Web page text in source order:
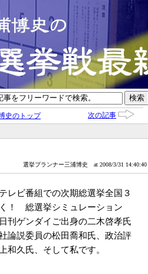
史のトップ 次の記事
選挙プランナー三浦博史 at 2008/3/31 14:40:40
レビ番組での次期総選挙全国３
！ 総選挙シミュレーション
刊ゲンダイご出身の二木啓孝氏
論説委員の松田喬和氏、政治評
和久氏、そして私です。